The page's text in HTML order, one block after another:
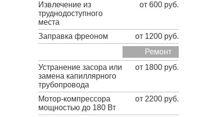
Извлечение из
труднодоступного
места
от 600 руб.
Заправка фреоном
от 1200 руб.
Ремонт
Устранение засора или
замена капиллярного
трубопровода
от 1800 руб.
Мотор-компрессора
мощностью до 180 Вт
от 2200 руб.